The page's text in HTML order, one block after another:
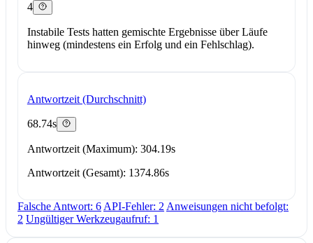
4
Instabile Tests hatten gemischte Ergebnisse über Läufe
hinweg (mindestens ein Erfolg und ein Fehlschlag).
Antwortzeit (Durchschnitt)
68.74s
Antwortzeit (Maximum): 304.19s
Antwortzeit (Gesamt): 1374.86s
Falsche Antwort: 6 API-Fehler: 2 Anweisungen nicht befolgt:
2 Ungültiger Werkzeugaufruf: 1